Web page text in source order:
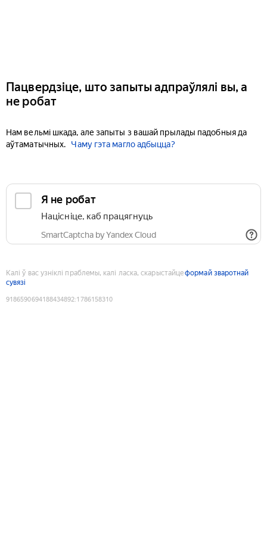
Пацвердзіце, што запыты адпраўлялі вы, а
не робат
Нам вельмі шкада, але запыты з вашай прылады падобныя да
аўтаматычных.
Чаму гэта магло адбыцца?
Я не робат
Націсніце, каб працягнуць
SmartCaptcha by Yandex Cloud
Калі ў вас узніклі праблемы, калі ласка, скарыстайцеформай зваротнай
сувязі
9186590694188434892:1786158310